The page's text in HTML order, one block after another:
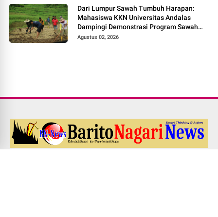
Dari Lumpur Sawah Tumbuh Harapan:
Mahasiswa KKN Universitas Andalas
Dampingi Demonstrasi Program Sawah
Pokok Murah di Jorong Bayua
Agustus 02, 2026